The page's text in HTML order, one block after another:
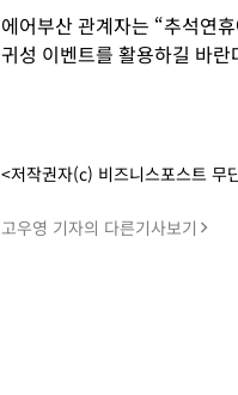
에어부산 관계자는 “추석연
귀성 이벤트를 활용하길 바
<저작권자(c) 비즈니스포스트 무
고우영 기자의 다른기사보기